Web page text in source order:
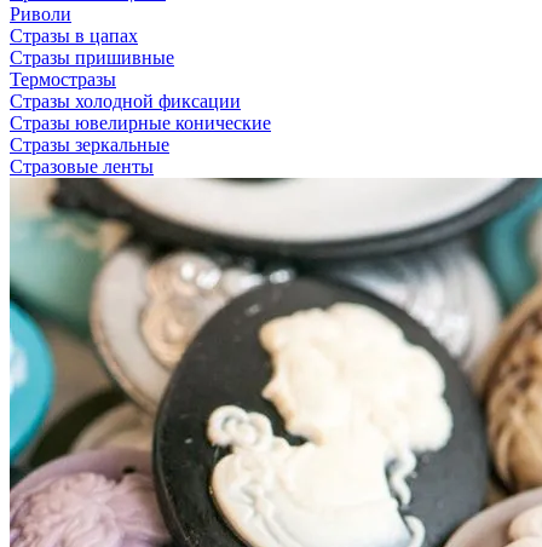
Риволи
Стразы в цапах
Стразы пришивные
Термостразы
Стразы холодной фиксации
Стразы ювелирные конические
Стразы зеркальные
Стразовые ленты